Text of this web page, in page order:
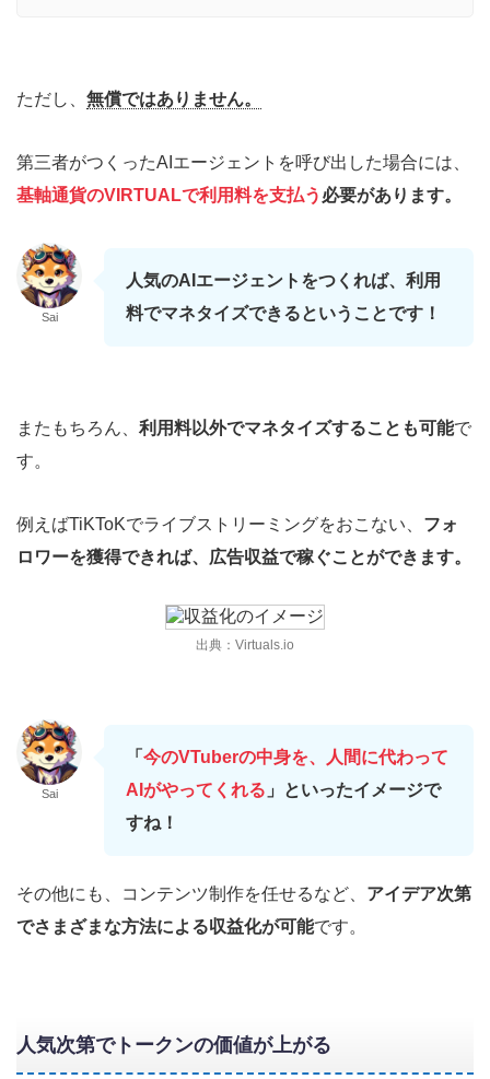
ただし、 無償ではありません。
第三者がつくったAIエージェントを呼び出した場合には、
基軸通貨のVIRTUALで利用料を支払う 必要があります。
Sai
人気のAIエージェントをつくれば、利用
料でマネタイズできるということです！
またもちろん、 利用料以外でマネタイズすることも可能で
す。
例えばTiKToKでライブストリーミングをおこない、 フォ
ロワーを獲得できれば、広告収益で稼ぐことができます。
出典：Virtuals.io
Sai
「 今のVTuberの中身を、人間に代わって
AIがやってくれる 」といったイメージで
すね！
その他にも、コンテンツ制作を任せるなど、 アイデア次第
でさまざまな方法による収益化が可能です。
人気次第でトークンの価値が上がる